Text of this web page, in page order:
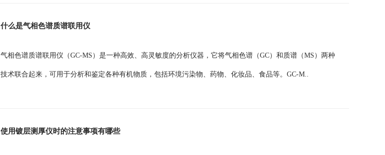
什么是气相色谱质谱联用仪
气相色谱质谱联用仪（GC-MS）是一种高效、高灵敏度的分析仪器，它将气相色谱（GC）和质谱（MS）两种
技术联合起来，可用于分析和鉴定各种有机物质，包括环境污染物、药物、化妆品、食品等。GC-M..
使用镀层测厚仪时的注意事项有哪些